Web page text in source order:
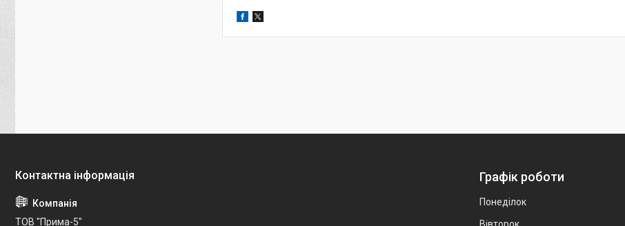
ТОВ "Прима-5"
Графік роботи
Понеділок